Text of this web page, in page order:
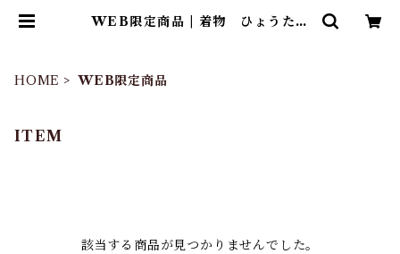
WEB限定商品 | 着物 ひょうたん
HOME WEB限定商品
ITEM
該当する商品が見つかりませんでした。